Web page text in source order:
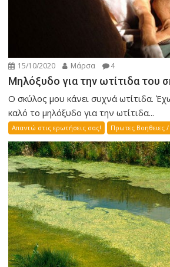
15/10/2020 Μάρσα 4
Μηλόξυδο για την ωτίτιδα του
Ο σκύλος μου κάνει συχνά ωτίτιδα.
καλό το μηλόξυδο για την ωτίτιδα...
Απαντώ στις ερωτήσεις σας! Πρωτες Βοηθειες /